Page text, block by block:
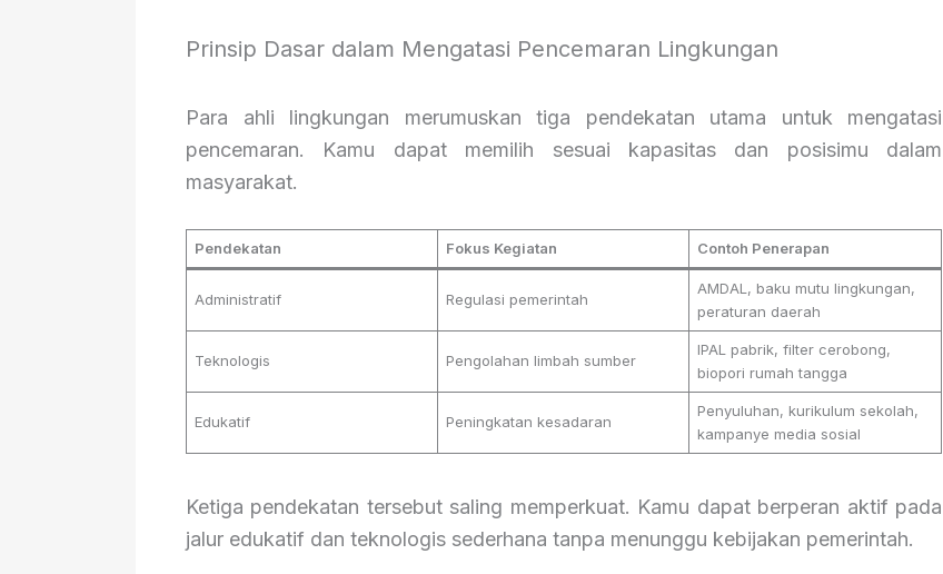
Prinsip Dasar dalam Mengatasi Pencemaran Lingkungan
Para ahli lingkungan merumuskan tiga pendekatan utama untuk mengatasi
pencemaran. Kamu dapat memilih sesuai kapasitas dan posisimu dalam
masyarakat.
Pendekatan Fokus Kegiatan Contoh Penerapan
Administratif Regulasi pemerintah
AMDAL, baku mutu lingkungan,
peraturan daerah
Teknologis Pengolahan limbah sumber
IPAL pabrik, filter cerobong,
biopori rumah tangga
Edukatif Peningkatan kesadaran
Penyuluhan, kurikulum sekolah,
kampanye media sosial
Ketiga pendekatan tersebut saling memperkuat. Kamu dapat berperan aktif pada
jalur edukatif dan teknologis sederhana tanpa menunggu kebijakan pemerintah.